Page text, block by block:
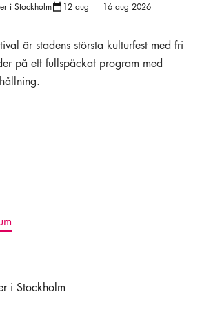
i StockholmKalender ikon
12 aug — 16 aug 2026
är stadens största kulturfest med fri
på ett fullspäckat program med
i Stockholm